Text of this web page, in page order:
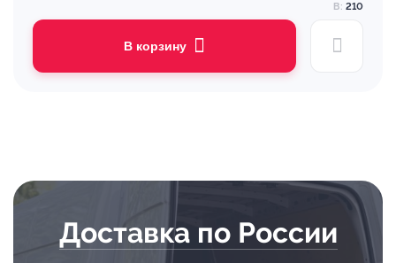
В: 210
В корзину
Доставка по России